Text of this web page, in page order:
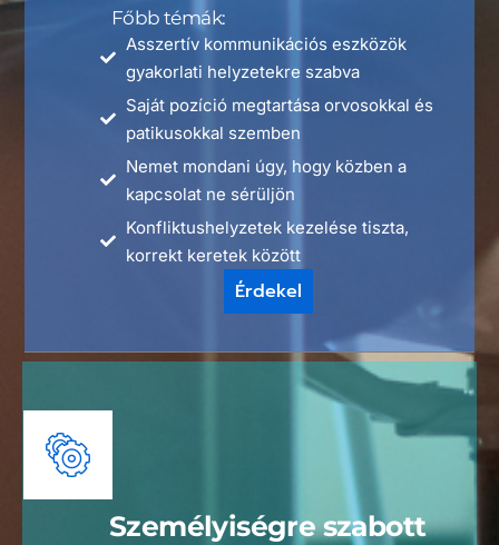
Főbb témák:
Asszertív kommunikációs eszközök
gyakorlati helyzetekre szabva
Saját pozíció megtartása orvosokkal és
patikusokkal szemben
Nemet mondani úgy, hogy közben a
kapcsolat ne sérüljön
Konfliktushelyzetek kezelése tiszta,
korrekt keretek között
Érdekel
Személyiségre szabott